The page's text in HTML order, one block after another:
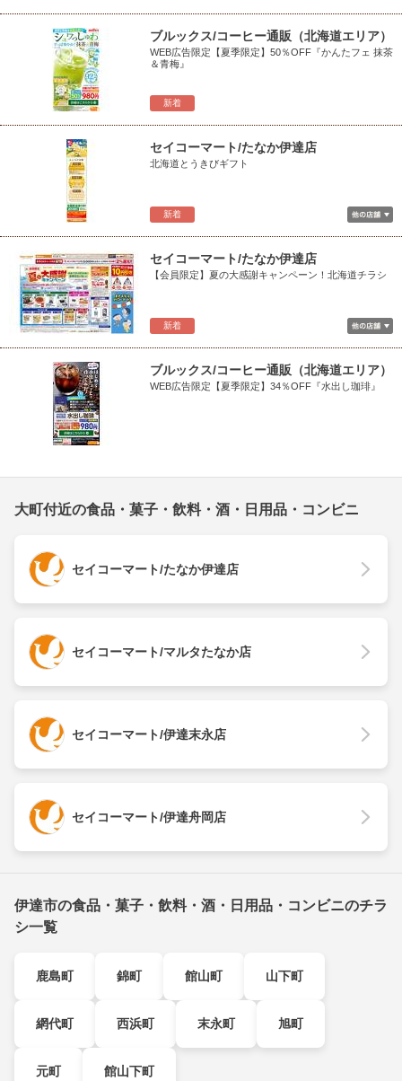
新着
ブルックス/コーヒー通販（北海道エリア）
WEB広告限定【夏季限定】50％OFF『かんたフェ 抹茶
＆青梅』
新着
セイコーマート/たなか伊達店
北海道とうきびギフト
新着
セイコーマート/たなか伊達店
【会員限定】夏の大感謝キャンペーン！北海道チラシ
ブルックス/コーヒー通販（北海道エリア）
WEB広告限定【夏季限定】34％OFF『水出し珈琲』
大町付近の食品・菓子・飲料・酒・日用品・コンビニ
セイコーマート/たなか伊達店
セイコーマート/マルタたなか店
セイコーマート/伊達末永店
セイコーマート/伊達舟岡店
伊達市の食品・菓子・飲料・酒・日用品・コンビニのチラ
シ一覧
鹿島町 錦町 館山町 山下町
網代町 西浜町 末永町 旭町
元町 館山下町